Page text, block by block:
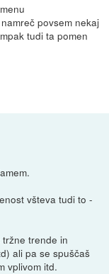
povsem nekaj
tudi ta pomen
všteva tudi to -
trende in
ali pa se spuščaš
vplivom itd.